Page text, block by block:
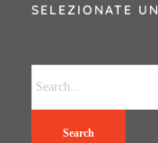
SELEZIONATE
Search